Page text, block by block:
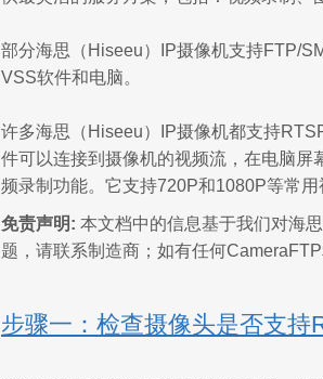
部分海思（Hiseeu）IP摄像机支持FTP/
VSS软件和电脑。
许多海思（Hiseeu）IP摄像机都支持
件可以连接到摄像机的视频流，在电脑
频录制功能。它支持720P和1080P等常
免责声明: 本文档中的信息基于我们对海
题，请联系制造商；如有任何
步骤一：检查摄像头是否支持